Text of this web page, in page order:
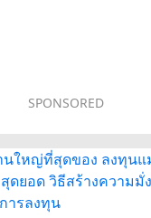
SPONSORED